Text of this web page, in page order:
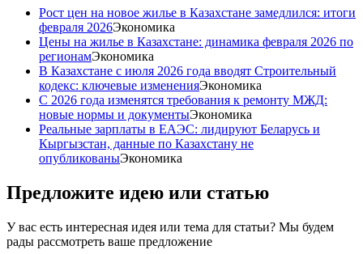
Рост цен на новое жилье в Казахстане замедлился: итоги
февраля 2026Экономика
Цены на жилье в Казахстане: динамика февраля 2026 по
регионамЭкономика
В Казахстане с июля 2026 года вводят Строительный
кодекс: ключевые измененияЭкономика
С 2026 года изменятся требования к ремонту МЖД:
новые нормы и документыЭкономика
Реальные зарплаты в ЕАЭС: лидируют Беларусь и
Кыргызстан, данные по Казахстану не
опубликованыЭкономика
Предложите идею или статью
У вас есть интересная идея или тема для статьи? Мы будем
рады рассмотреть ваше предложение